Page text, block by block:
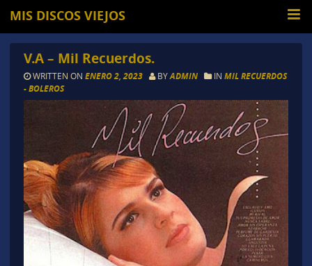
MIS DISCOS VIEJOS
V.A – Mil Recuerdos.
WRITTEN ON ENERO 2, 2023 BYADMIN IN MIL RECUERDOS
- BOLEROS